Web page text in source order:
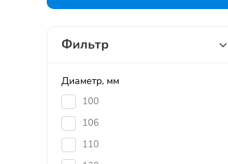
Фильтр
Диаметр, мм
100
106
110